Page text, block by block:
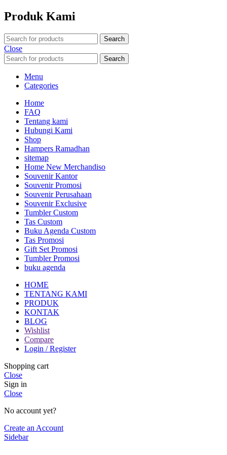
Produk Kami
Search
Close
Search
Menu
Categories
Home
FAQ
Tentang kami
Hubungi Kami
Shop
Hampers Ramadhan
sitemap
Home New Merchandiso
Souvenir Kantor
Souvenir Promosi
Souvenir Perusahaan
Souvenir Exclusive
Tumbler Custom
Tas Custom
Buku Agenda Custom
Tas Promosi
Gift Set Promosi
Tumbler Promosi
buku agenda
HOME
TENTANG KAMI
PRODUK
KONTAK
BLOG
Wishlist
Compare
Login / Register
Shopping cart
Close
Sign in
Close
No account yet?
Create an Account
Sidebar